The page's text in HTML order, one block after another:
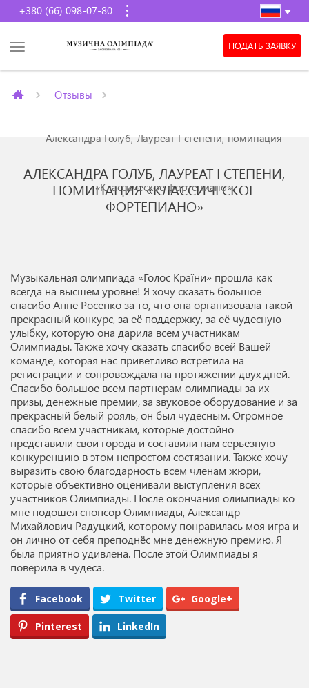
+380 (66) 098-07-80
ПОДАТЬ ЗАЯВКУ
Отзывы
Александра Голуб, Лауреат I степени, номинация
«Классическое фортепиано»
АЛЕКСАНДРА ГОЛУБ, ЛАУРЕАТ I СТЕПЕНИ,
НОМИНАЦИЯ «КЛАССИЧЕСКОЕ
ФОРТЕПИАНО»
Музыкальная олимпиада «Голос Країни» прошла как
всегда на высшем уровне! Я хочу сказать большое
спасибо Анне Росенко за то, что она организовала такой
прекрасный конкурс, за её поддержку, за её чудесную
улыбку, которую она дарила всем участникам
Олимпиады. Также хочу сказать спасибо всей Вашей
команде, которая нас приветливо встретила на
регистрации и сопровождала на протяжении двух дней.
Спасибо большое всем партнерам олимпиады за их
призы, денежные премии, за звуковое оборудование и за
прекрасный белый рояль, он был чудесным. Огромное
спасибо всем участникам, которые достойно
представили свои города и составили нам серьезную
конкуренцию в этом непростом состязании. Также хочу
выразить свою благодарность всем членам жюри,
которые объективно оценивали выступления всех
участников Олимпиады. После окончания олимпиады ко
мне подошел спонсор Олимпиады, Александр
Михайлович Радуцкий, которому понравилась моя игра и
он лично от себя преподнёс мне денежную премию. Я
была приятно удивлена. После этой Олимпиады я
поверила в чудеса.
Facebook Twitter Google+
Pinterest LinkedIn